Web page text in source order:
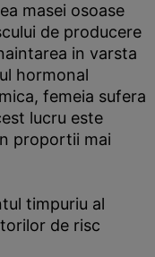
masei osoase
de producere
in varsta
hormonal
femeia sufera
lucru este
proportii mai
timpuriu al
de risc